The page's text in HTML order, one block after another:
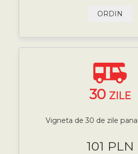
ORDIN
30 ZILE
Vigneta de 30 de zile
101 PLN